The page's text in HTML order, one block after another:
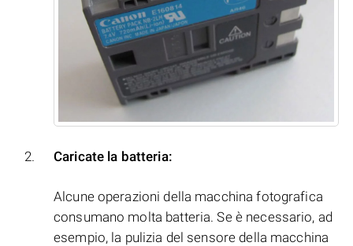
Caricate la batteria:
Alcune operazioni della macchina fotografica
consumano molta batteria. Se è necessario, ad
esempio, la pulizia del sensore della macchina